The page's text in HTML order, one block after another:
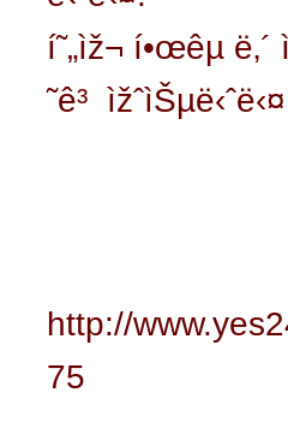
í˜„ìž¬ í•œêµ­ ë‚´
˜ê³
http://
75